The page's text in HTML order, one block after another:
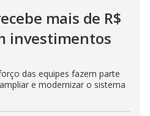
mais de R$
investimentos
das equipes fazem parte
e modernizar o sistema